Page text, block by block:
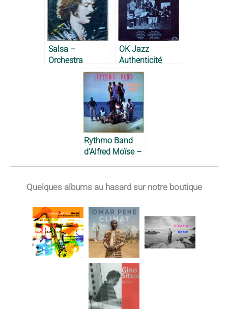
Aragón, 1976
Salsa –
Orchestra
Harlow, 1974
OK Jazz
Authenticité
Volume 1 –
Orchestre OK
Jazz, 1975
Rythmo Band
d’Alfred Moïse –
Quelques albums au hasard sur notre boutique